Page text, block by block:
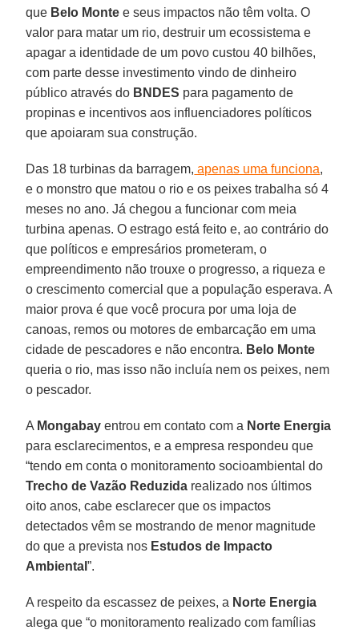
que Belo Monte e seus impactos não têm volta. O
valor para matar um rio, destruir um ecossistema e
apagar a identidade de um povo custou 40 bilhões,
com parte desse investimento vindo de dinheiro
público através do BNDES para pagamento de
propinas e incentivos aos influenciadores políticos
que apoiaram sua construção.
Das 18 turbinas da barragem, apenas uma funciona,
e o monstro que matou o rio e os peixes trabalha só 4
meses no ano. Já chegou a funcionar com meia
turbina apenas. O estrago está feito e, ao contrário do
que políticos e empresários prometeram, o
empreendimento não trouxe o progresso, a riqueza e
o crescimento comercial que a população esperava. A
maior prova é que você procura por uma loja de
canoas, remos ou motores de embarcação em uma
cidade de pescadores e não encontra. Belo Monte
queria o rio, mas isso não incluía nem os peixes, nem
o pescador.
A Mongabay entrou em contato com a Norte Energia
para esclarecimentos, e a empresa respondeu que
“tendo em conta o monitoramento socioambiental do
Trecho de Vazão Reduzida realizado nos últimos
oito anos, cabe esclarecer que os impactos
detectados vêm se mostrando de menor magnitude
do que a prevista nos Estudos de Impacto
Ambiental”.
A respeito da escassez de peixes, a Norte Energia
alega que “o monitoramento realizado com famílias